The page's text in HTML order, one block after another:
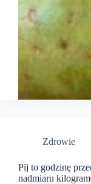
Zdrowie
Pij to godzinę
nadmiaru